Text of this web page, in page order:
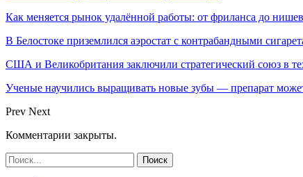
Как меняется рынок удалённой работы: от фриланса до
В Белостоке приземлился аэростат с контрабандными
США и Великобритания заключили стратегический союз в
Ученые научились выращивать новые зубы — препарат
Prev Next
Комментарии закрыты.